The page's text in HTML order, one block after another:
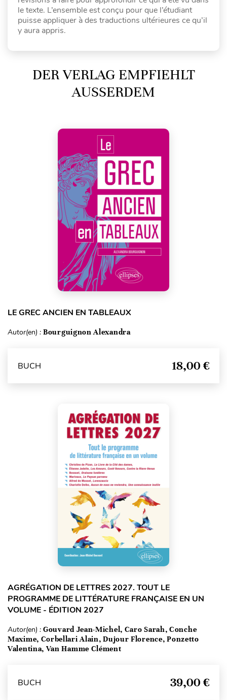
le texte. L’ensemble est conçu pour que l’étudiant
puisse appliquer à des traductions ultérieures ce qu’il
y aura appris.
DER VERLAG EMPFIEHLT
AUSSERDEM
LE GREC ANCIEN EN TABLEAUX
Autor(en) : Bourguignon Alexandra
BUCH 18,00 €
AGRÉGATION DE LETTRES 2027. TOUT LE
PROGRAMME DE LITTÉRATURE FRANÇAISE EN UN
VOLUME - ÉDITION 2027
Autor(en) : Gouvard Jean-Michel, Caro Sarah, Conche
Maxime, Corbellari Alain, Dujour Florence, Ponzetto
Valentina, Van Hamme Clément
BUCH 39,00 €